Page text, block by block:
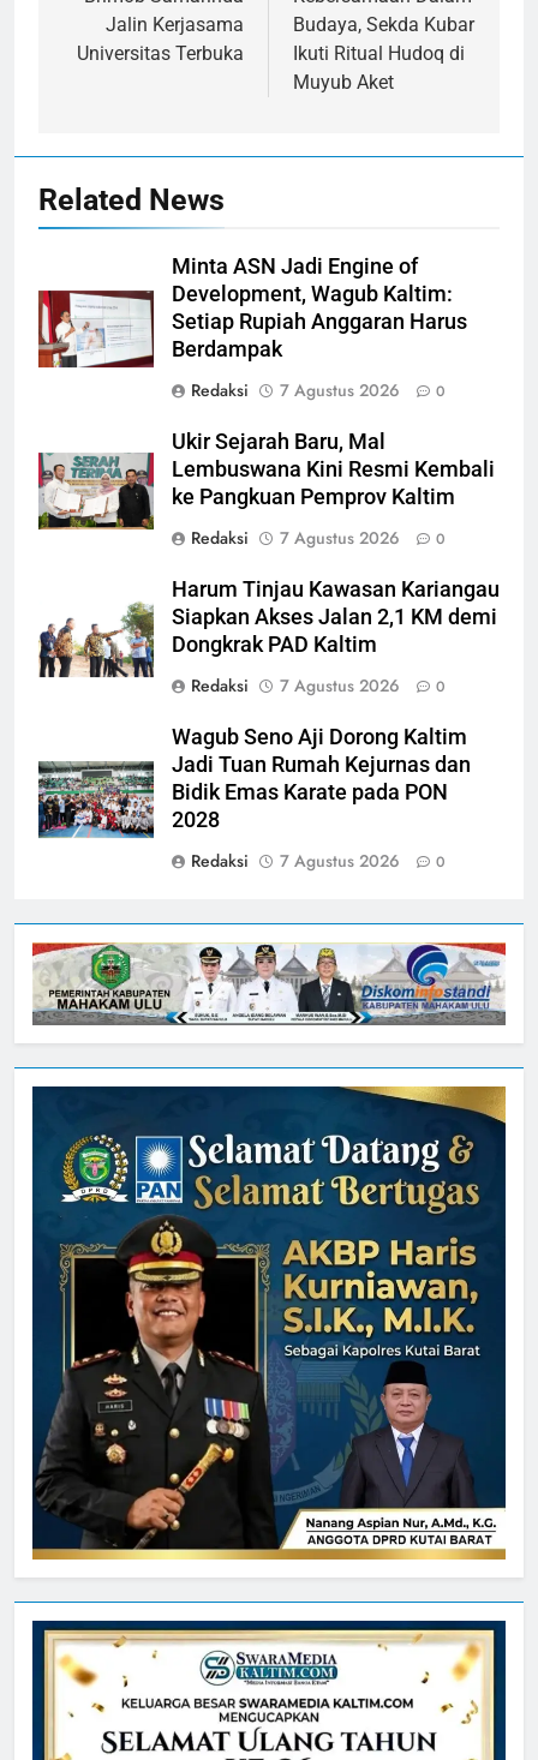
Jalin Kerjasama
Universitas Terbuka
Budaya, Sekda Kubar
Ikuti Ritual Hudoq di
Muyub Aket
Related News
Minta ASN Jadi Engine of
Development, Wagub Kaltim:
Setiap Rupiah Anggaran Harus
Berdampak
Redaksi
7 Agustus 2026 0
Ukir Sejarah Baru, Mal
Lembuswana Kini Resmi Kembali
ke Pangkuan Pemprov Kaltim
Redaksi
7 Agustus 2026 0
Harum Tinjau Kawasan Kariangau
Siapkan Akses Jalan 2,1 KM demi
Dongkrak PAD Kaltim
Redaksi
7 Agustus 2026 0
Wagub Seno Aji Dorong Kaltim
Jadi Tuan Rumah Kejurnas dan
Bidik Emas Karate pada PON
2028
Redaksi
7 Agustus 2026 0